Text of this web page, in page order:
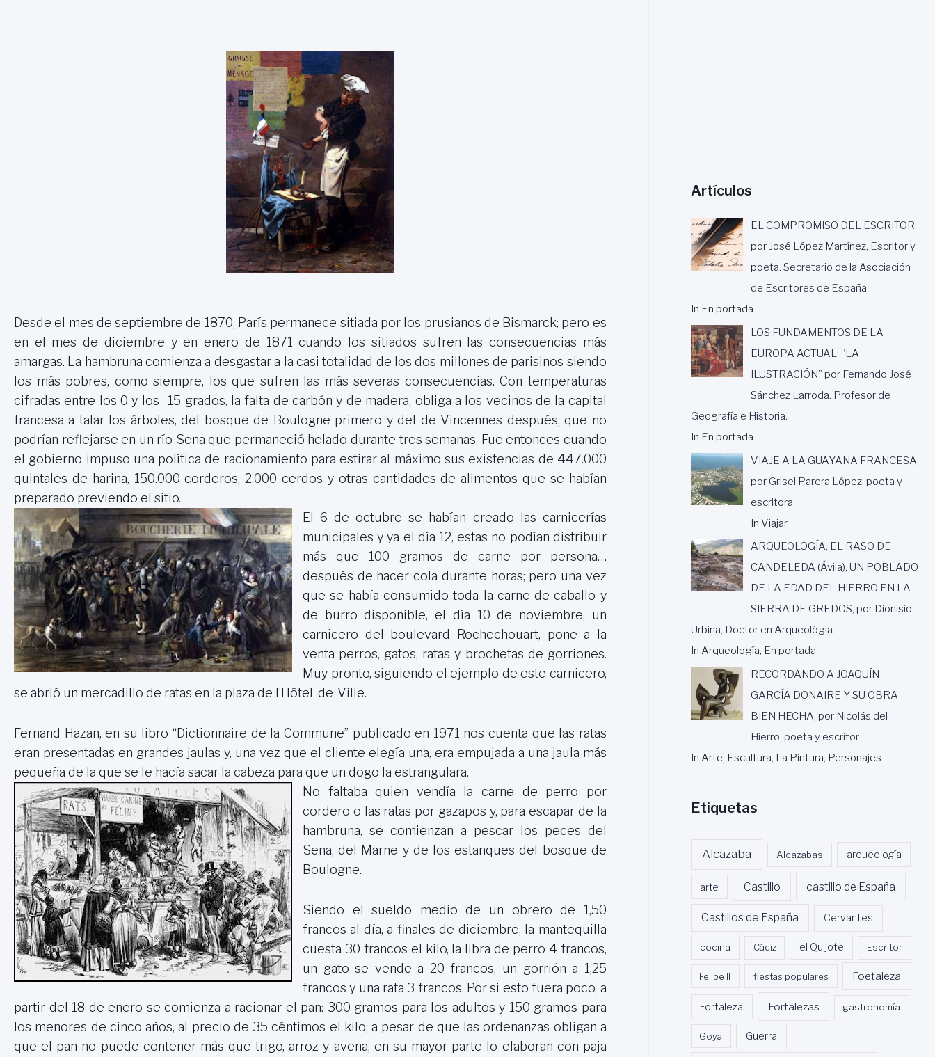
Desde el mes de septiembre de 1870, París permanece sitiada por los prusianos de Bismarck; pero es
en el mes de diciembre y en enero de 1871 cuando los sitiados sufren las consecuencias más
amargas. La hambruna comienza a desgastar a la casi totalidad de los dos millones de parisinos siendo
los más pobres, como siempre, los que sufren las más severas consecuencias. Con temperaturas
cifradas entre los 0 y los -15 grados, la falta de carbón y de madera, obliga a los vecinos de la capital
francesa a talar los árboles, del bosque de Boulogne primero y del de Vincennes después, que no
podrían reflejarse en un río Sena que permaneció helado durante tres semanas. Fue entonces cuando
el gobierno impuso una política de racionamiento para estirar al máximo sus existencias de 447.000
quintales de harina, 150.000 corderos, 2.000 cerdos y otras cantidades de alimentos que se habían
preparado previendo el sitio.
El 6 de octubre se habían creado las carnicerías
municipales y ya el día 12, estas no podían distribuir
más que 100 gramos de carne por persona…
después de hacer cola durante horas; pero una vez
que se había consumido toda la carne de caballo y
de burro disponible, el día 10 de noviembre, un
carnicero del boulevard Rochechouart, pone a la
venta perros, gatos, ratas y brochetas de gorriones.
Muy pronto, siguiendo el ejemplo de este carnicero,
se abrió un mercadillo de ratas en la plaza de l’Hôtel-de-Ville.
Fernand Hazan, en su libro “Dictionnaire de la Commune” publicado en 1971 nos cuenta que las ratas
eran presentadas en grandes jaulas y, una vez que el cliente elegía una, era empujada a una jaula más
pequeña de la que se le hacía sacar la cabeza para que un dogo la estrangulara.
No faltaba quien vendía la carne de perro por
cordero o las ratas por gazapos y, para escapar de la
hambruna, se comienzan a pescar los peces del
Sena, del Marne y de los estanques del bosque de
Boulogne.
Siendo el sueldo medio de un obrero de 1,50
francos al día, a finales de diciembre, la mantequilla
cuesta 30 francos el kilo, la libra de perro 4 francos,
un gato se vende a 20 francos, un gorrión a 1,25
francos y una rata 3 francos. Por si esto fuera poco, a
partir del 18 de enero se comienza a racionar el pan: 300 gramos para los adultos y 150 gramos para
los menores de cinco años, al precio de 35 céntimos el kilo; a pesar de que las ordenanzas obligan a
que el pan no puede contener más que trigo, arroz y avena, en su mayor parte lo elaboran con paja
Artículos
EL COMPROMISO DEL ESCRITOR,
por José López Martínez, Escritor y
poeta. Secretario de la Asociación
de Escritores de España
In En portada
LOS FUNDAMENTOS DE LA
EUROPA ACTUAL: “LA
ILUSTRACIÓN” por Fernando José
Sánchez Larroda. Profesor de
Geografía e Historia.
In En portada
VIAJE A LA GUAYANA FRANCESA,
por Grisel Parera López, poeta y
escritora.
In Viajar
ARQUEOLOGÍA, EL RASO DE
CANDELEDA (Ávila), UN POBLADO
DE LA EDAD DEL HIERRO EN LA
SIERRA DE GREDOS, por Dionisio
Urbina, Doctor en Arqueológia.
In Arqueología, En portada
RECORDANDO A JOAQUÍN
GARCÍA DONAIRE Y SU OBRA
BIEN HECHA, por Nicolás del
Hierro, poeta y escritor
In Arte, Escultura, La Pintura, Personajes
Etiquetas
Alcazaba Alcazabas arqueología
arte Castillo castillo de España
Castillos de España Cervantes
cocina Cádiz el Quijote Escritor
Felipe II fiestas populares Foetaleza
Fortaleza Fortalezas gastronomía
Goya Guerra